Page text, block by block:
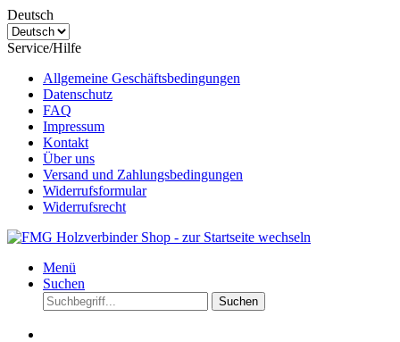
Deutsch
Service/Hilfe
Allgemeine Geschäftsbedingungen
Datenschutz
FAQ
Impressum
Kontakt
Über uns
Versand und Zahlungsbedingungen
Widerrufsformular
Widerrufsrecht
Menü
Suchen
Suchen